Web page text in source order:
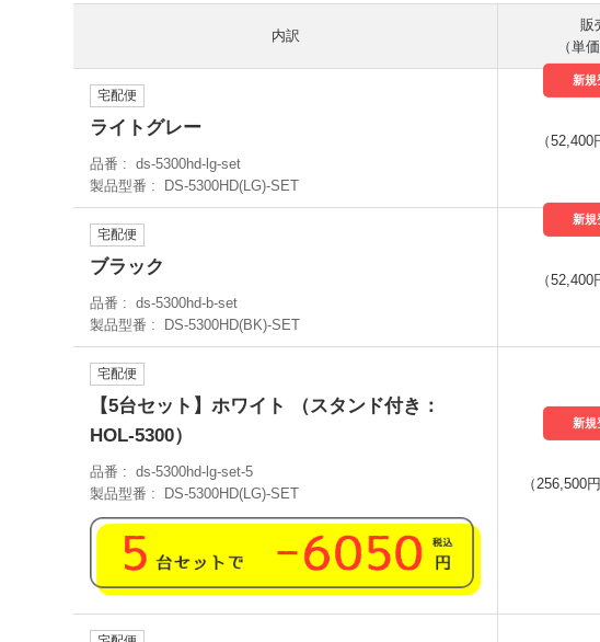
内訳
販
（単
宅配便
ライトグレー
品番
ds-5300hd-lg-set
製品型番
DS-5300HD(LG)-SET
新規
（52,400
宅配便
ブラック
品番
ds-5300hd-b-set
製品型番
DS-5300HD(BK)-SET
新規
（52,400
宅配便
【5台セット】ホワイト （スタンド付き：
HOL-5300）
品番
ds-5300hd-lg-set-5
製品型番
DS-5300HD(LG)-SET
新規
（256,500円